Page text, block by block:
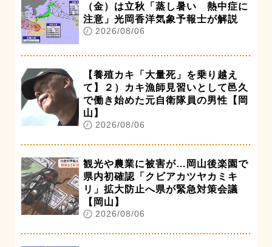
（金）は立秋「蒸し暑い 熱中症に
注意」光岡香洋気象予報士が解説
2026/08/06
【養殖カキ「大量死」を乗り越え
て】２）カキ漁師見習いとして邑久
で働き始めた元自衛隊員の男性【岡
山】
2026/08/06
観光や農業に被害が…岡山後楽園で
県内初確認「クビアカツヤカミキ
リ」拡大防止へ県が緊急対策会議
【岡山】
2026/08/06